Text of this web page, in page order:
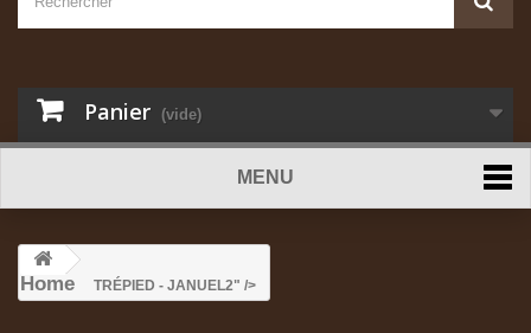
Panier (vide)
MENU
Home TRÉPIED - JANUEL2" />